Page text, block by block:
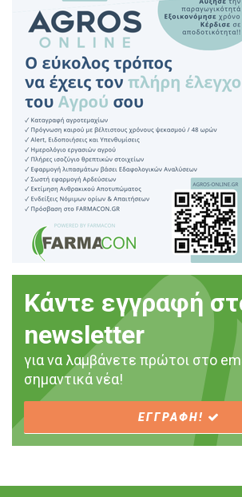
Κάντε εγγραφή
newsletter
για να λαμβάνετε πρώτοι στο
σημαντικά νέα!
ΕΓΓΡΑΦΗ!